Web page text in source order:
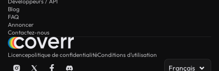
Blog
FAQ
Annoncer
Contactez-nous
Licencepolitique de confidentialitéConditions d’utilisation
Français